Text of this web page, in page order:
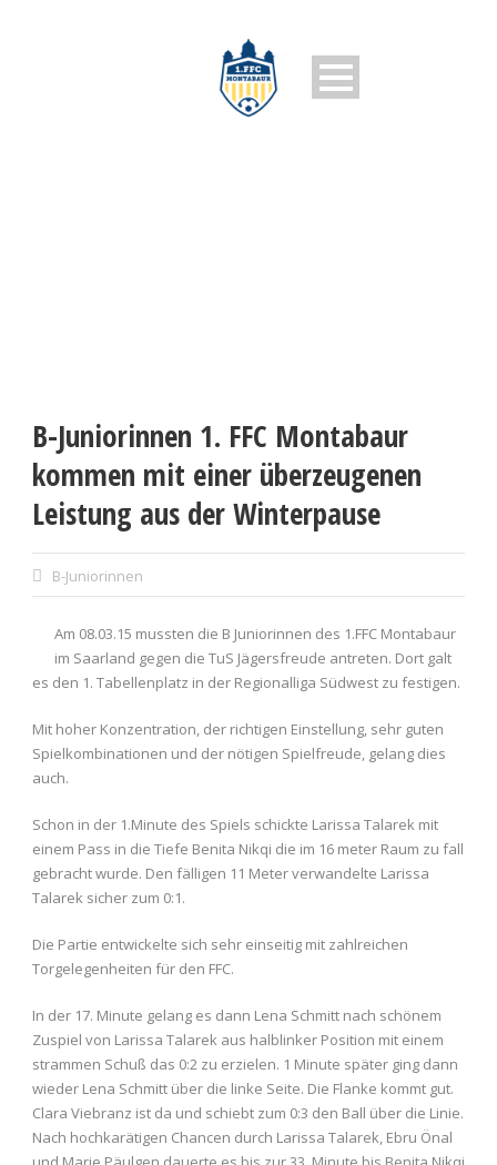
B-Juniorinnen 1. FFC Montabaur
kommen mit einer überzeugenen
Leistung aus der Winterpause
B-Juniorinnen
Am 08.03.15 mussten die B Juniorinnen des 1.FFC Montabaur
im Saarland gegen die TuS Jägersfreude antreten. Dort galt
es den 1. Tabellenplatz in der Regionalliga Südwest zu festigen.
Mit hoher Konzentration, der richtigen Einstellung, sehr guten
Spielkombinationen und der nötigen Spielfreude, gelang dies
auch.
Schon in der 1.Minute des Spiels schickte Larissa Talarek mit
einem Pass in die Tiefe Benita Nikqi die im 16 meter Raum zu fall
gebracht wurde. Den fälligen 11 Meter verwandelte Larissa
Talarek sicher zum 0:1.
Die Partie entwickelte sich sehr einseitig mit zahlreichen
Torgelegenheiten für den FFC.
In der 17. Minute gelang es dann Lena Schmitt nach schönem
Zuspiel von Larissa Talarek aus halblinker Position mit einem
strammen Schuß das 0:2 zu erzielen. 1 Minute später ging dann
wieder Lena Schmitt über die linke Seite. Die Flanke kommt gut.
Clara Viebranz ist da und schiebt zum 0:3 den Ball über die Linie.
Nach hochkarätigen Chancen durch Larissa Talarek, Ebru Önal